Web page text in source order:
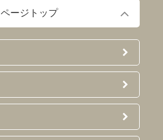
ページトップ